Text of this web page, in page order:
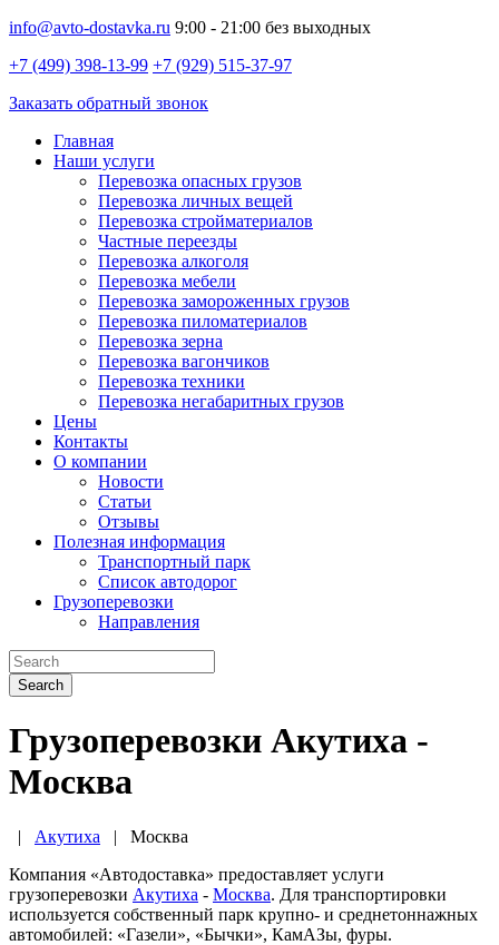
info@avto-dostavka.ru 9:00 - 21:00 без выходных
+7 (499) 398-13-99 +7 (929) 515-37-97
Заказать обратный звонок
Главная
Наши услуги
Перевозка опасных грузов
Перевозка личных вещей
Перевозка стройматериалов
Частные переезды
Перевозка алкоголя
Перевозка мебели
Перевозка замороженных грузов
Перевозка пиломатериалов
Перевозка зерна
Перевозка вагончиков
Перевозка техники
Перевозка негабаритных грузов
Цены
Контакты
О компании
Новости
Статьи
Отзывы
Полезная информация
Транспортный парк
Список автодорог
Грузоперевозки
Направления
Search
Грузоперевозки Акутиха -
Москва
| Акутиха | Москва
Компания «Автодоставка» предоставляет услуги
грузоперевозки Акутиха - Москва. Для транспортировки
используется собственный парк крупно- и среднетоннажных
автомобилей: «Газели», «Бычки», КамАЗы, фуры.